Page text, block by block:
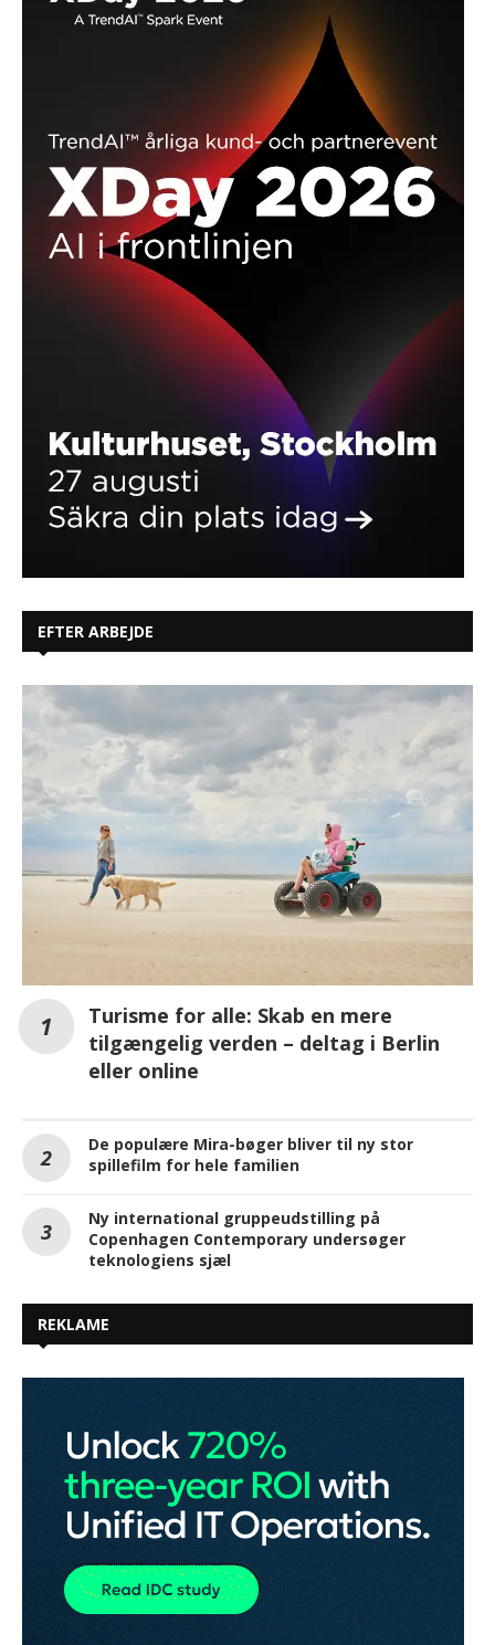
EFTER ARBEJDE
Turisme for alle: Skab en mere
tilgængelig verden – deltag i Berlin
eller online
De populære Mira-bøger bliver til ny stor
spillefilm for hele familien
Ny international gruppeudstilling på
Copenhagen Contemporary undersøger
teknologiens sjæl
REKLAME